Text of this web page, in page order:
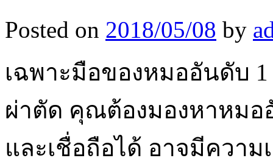
Posted on 2018/05/08 by
เฉพาะมือของหมออันดับ
ผ่าตัด คุณต้องมองหาหมอ
และเชื่อถือได้ อาจมีควา